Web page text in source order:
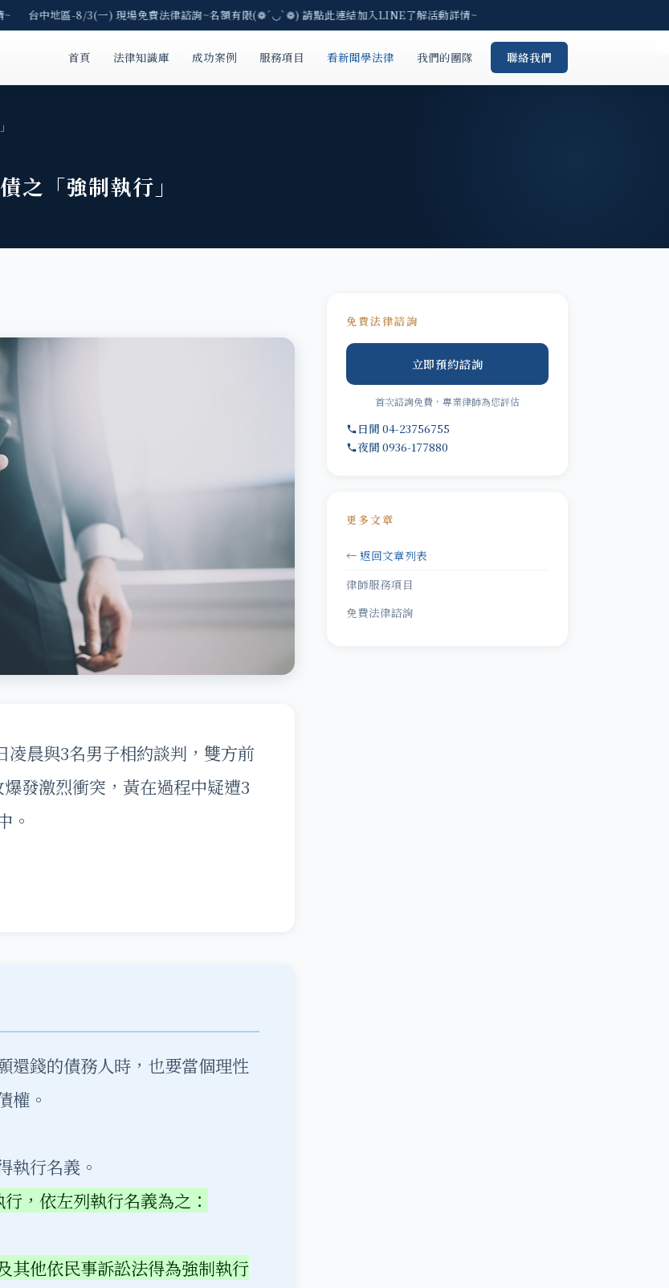
中地區-8/3(一) 現場免費法律諮詢~名額有限(❁´◡`❁) 請點此連結加入LINE了解活動詳情~
首頁 法律知識庫 成功案例 服務項目 看新聞學法律 我們的團隊 聯絡我們
之「強制執行」
晨與3名男子相約談判，雙方前
發激烈衝突，黃在過程中疑遭3
。
還錢的債務人時，也要當個理性
權。
執行名義。
，依左列執行名義為之：
其他依民事訴訟法得為強制執行
免費法律諮詢
立即預約諮詢
首次諮詢免費，專業律師為您評估
日間 04-23756755
夜間 0936-177880
更多文章
← 返回文章列表
律師服務項目
免費法律諮詢